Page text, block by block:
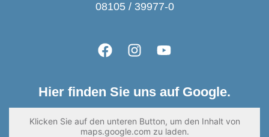
08105 / 39977-0
Hier finden Sie uns auf Google.
Klicken Sie auf den unteren Button, um den Inhalt von
maps.google.com zu laden.